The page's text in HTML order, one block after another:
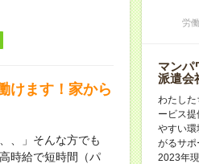
けます！家から
、」そんな方でも
時給で短時間（パ
労
マンパ
派遣会
わたし
ービス
やすい環
がるサポ
2023年